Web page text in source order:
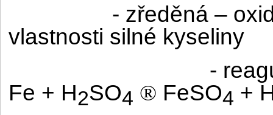
- zředěná –
vlastnosti silné kyseliny
-
Fe + H2SO4 ® FeSO4 +